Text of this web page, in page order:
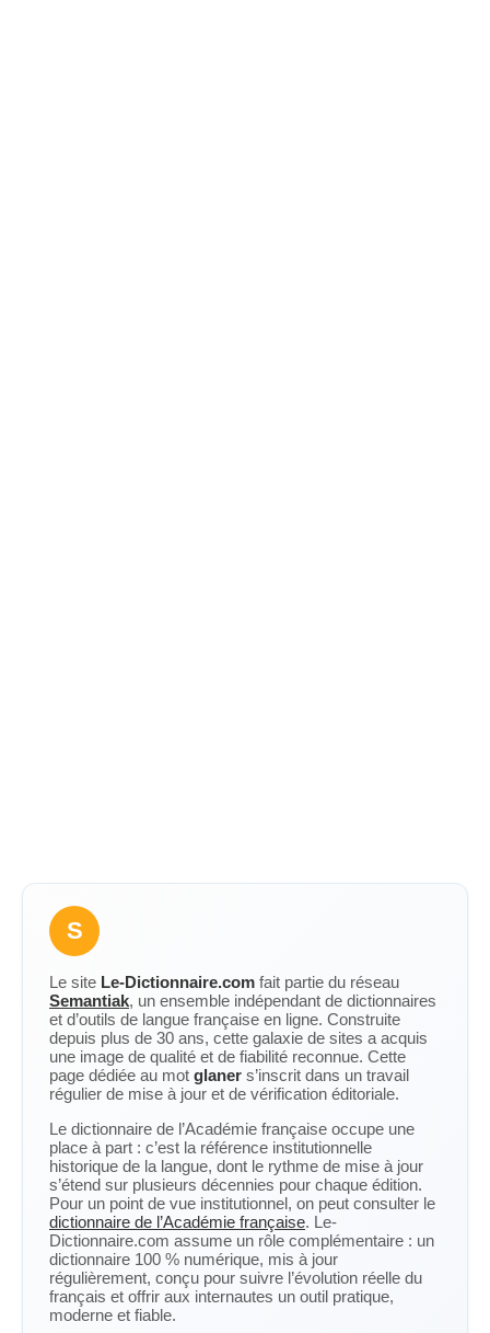
S
Le site Le-Dictionnaire.com fait partie du réseau
Semantiak, un ensemble indépendant de dictionnaires
et d’outils de langue française en ligne. Construite
depuis plus de 30 ans, cette galaxie de sites a acquis
une image de qualité et de fiabilité reconnue. Cette
page dédiée au mot glaner s’inscrit dans un travail
régulier de mise à jour et de vérification éditoriale.
Le dictionnaire de l’Académie française occupe une
place à part : c’est la référence institutionnelle
historique de la langue, dont le rythme de mise à jour
s’étend sur plusieurs décennies pour chaque édition.
Pour un point de vue institutionnel, on peut consulter le
dictionnaire de l’Académie française. Le-
Dictionnaire.com assume un rôle complémentaire : un
dictionnaire 100 % numérique, mis à jour
régulièrement, conçu pour suivre l’évolution réelle du
français et offrir aux internautes un outil pratique,
moderne et fiable.